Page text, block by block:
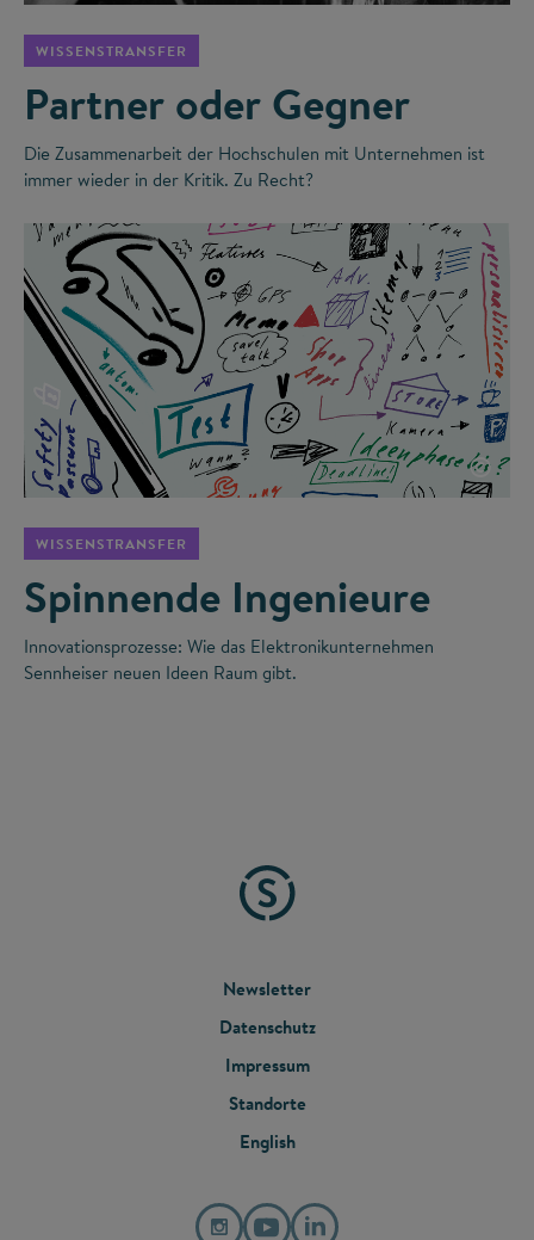
WISSENSTRANSFER
Partner oder Gegner
Die Zusammenarbeit der Hochschulen mit Unternehmen ist
immer wieder in der Kritik. Zu Recht?
©
WISSENSTRANSFER
Spinnende Ingenieure
Innovationsprozesse: Wie das Elektronikunternehmen
Sennheiser neuen Ideen Raum gibt.
FOOTER
MENU
Newsletter
Datenschutz
Impressum
Standorte
English